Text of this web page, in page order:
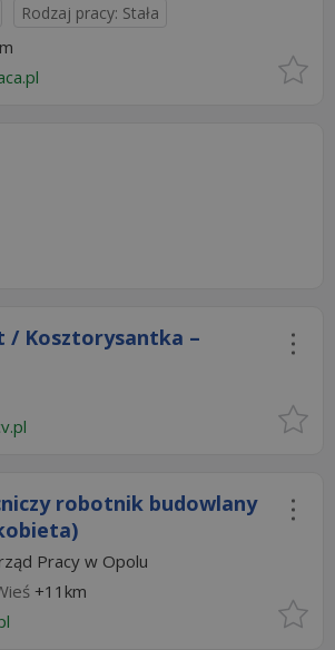
Rodzaj pracy: Stała
/ Kosztorysantka –
robotnik budowlany
Pracy w Opolu
+11km